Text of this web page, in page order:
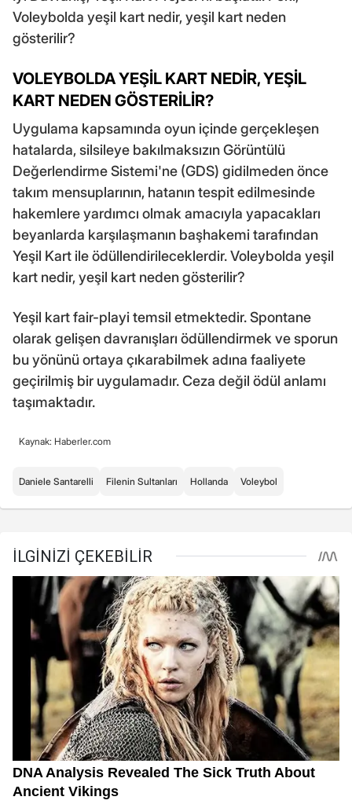
Voleybolda yeşil kart nedir, yeşil kart neden
gösterilir?
VOLEYBOLDA YEŞİL KART NEDİR, YEŞİL
KART NEDEN GÖSTERİLİR?
Uygulama kapsamında oyun içinde gerçekleşen
hatalarda, silsileye bakılmaksızın Görüntülü
Değerlendirme Sistemi'ne (GDS) gidilmeden önce
takım mensuplarının, hatanın tespit edilmesinde
hakemlere yardımcı olmak amacıyla yapacakları
beyanlarda karşılaşmanın başhakemi tarafından
Yeşil Kart ile ödüllendirileceklerdir. Voleybolda yeşil
kart nedir, yeşil kart neden gösterilir?
Yeşil kart fair-playi temsil etmektedir. Spontane
olarak gelişen davranışları ödüllendirmek ve sporun
bu yönünü ortaya çıkarabilmek adına faaliyete
geçirilmiş bir uygulamadır. Ceza değil ödül anlamı
taşımaktadır.
Kaynak: Haberler.com
Daniele Santarelli Filenin Sultanları Hollanda Voleybol